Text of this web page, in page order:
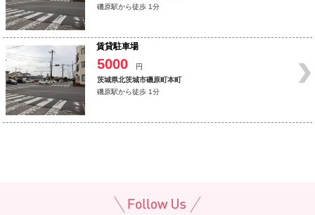
磯原駅から徒歩 1分
賃貸駐車場
5000
円
茨城県北茨城市磯原町本町
磯原駅から徒歩 1分